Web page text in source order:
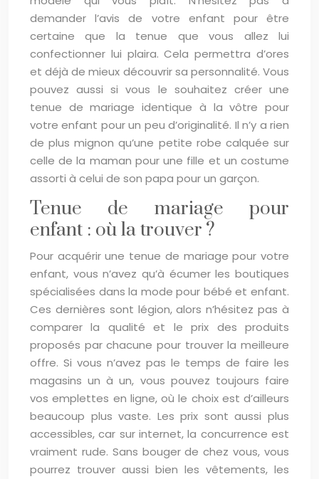
demander l’avis de votre enfant pour être
certaine que la tenue que vous allez lui
confectionner lui plaira. Cela permettra d’ores
et déjà de mieux découvrir sa personnalité. Vous
pouvez aussi si vous le souhaitez créer une
tenue de mariage identique à la vôtre pour
votre enfant pour un peu d’originalité. Il n’y a rien
de plus mignon qu’une petite robe calquée sur
celle de la maman pour une fille et un costume
assorti à celui de son papa pour un garçon.
Tenue de mariage pour
enfant : où la trouver ?
Pour acquérir une tenue de mariage pour votre
enfant, vous n’avez qu’à écumer les boutiques
spécialisées dans la mode pour bébé et enfant.
Ces dernières sont légion, alors n’hésitez pas à
comparer la qualité et le prix des produits
proposés par chacune pour trouver la meilleure
offre. Si vous n’avez pas le temps de faire les
magasins un à un, vous pouvez toujours faire
vos emplettes en ligne, où le choix est d’ailleurs
beaucoup plus vaste. Les prix sont aussi plus
accessibles, car sur internet, la concurrence est
vraiment rude. Sans bouger de chez vous, vous
pourrez trouver aussi bien les vêtements, les